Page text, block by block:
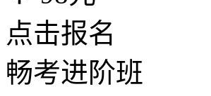
点击报名
畅考进阶班